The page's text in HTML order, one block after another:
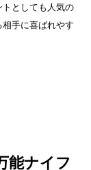
トとしても人気の
手に喜ばれやす
能ナイフ